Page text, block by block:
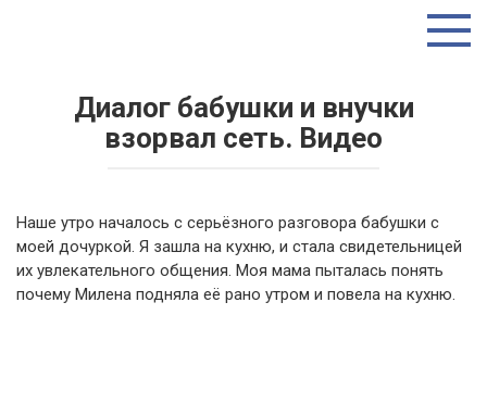
Диалог бабушки и внучки
взорвал сеть. Видео
Наше утро началось с серьёзного разговора бабушки с
моей дочуркой. Я зашла на кухню, и стала свидетельницей
их увлекательного общения. Моя мама пыталась понять
почему Милена подняла её рано утром и повела на кухню.